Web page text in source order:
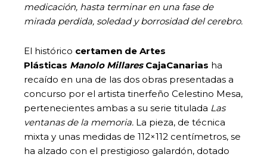
medicación, hasta terminar en una fase de
mirada perdida, soledad y borrosidad del cerebro.
El histórico certamen de Artes
Plásticas Manolo MillaresCajaCanarias ha
recaído en una de las dos obras presentadas a
concurso por el artista tinerfeño Celestino Mesa,
pertenecientes ambas a su serie titulada Las
ventanas de la memoria. La pieza, de técnica
mixta y unas medidas de 112×112 centímetros, se
ha alzado con el prestigioso galardón, dotado